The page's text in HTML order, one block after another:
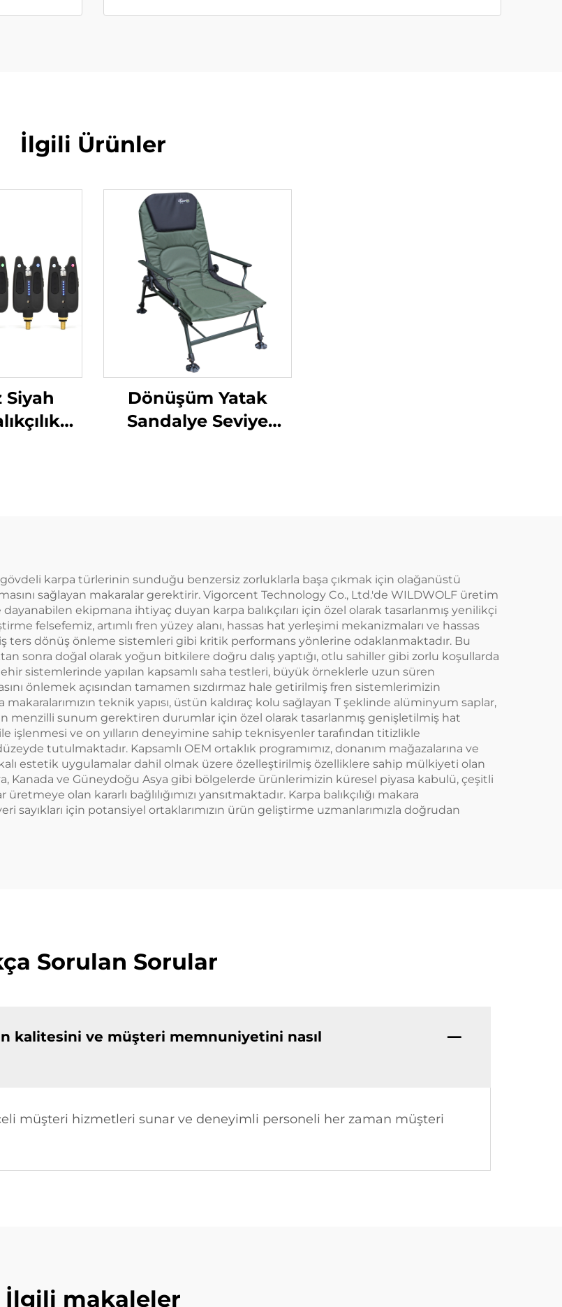
İlgili Ürünler
Siyah
Dönüşüm Yatak
Sandalye Seviye
gövdeli karpa türlerinin sunduğu benzersiz zorluklarla başa çıkmak için olağanüstü
sağlayan makaralar gerektirir. Vigorcent Technology Co., Ltd.'de WILDWOLF üretim
ekipmana ihtiyaç duyan karpa balıkçıları için özel olarak tasarlanmış yenilikçi
felsefemiz, artımlı fren yüzey alanı, hassas hat yerleşimi mekanizmaları ve hassas
ters dönüş önleme sistemleri gibi kritik performans yönlerine odaklanmaktadır. Bu
sonra doğal olarak yoğun bitkilere doğru dalış yaptığı, otlu sahiller gibi zorlu koşullarda
sistemlerinde yapılan kapsamlı saha testleri, büyük örneklerle uzun süren
önlemek açısından tamamen sızdırmaz hale getirilmiş fren sistemlerimizin
teknik yapısı, üstün kaldıraç kolu sağlayan T şeklinde alüminyum saplar,
menzilli sunum gerektiren durumlar için özel olarak tasarlanmış genişletilmiş hat
ve on yılların deneyimine sahip teknisyenler tarafından titizlikle
tutulmaktadır. Kapsamlı OEM ortaklık programımız, donanım mağazalarına ve
estetik uygulamalar dahil olmak üzere özelleştirilmiş özelliklere sahip mülkiyeti olan
Kanada ve Güneydoğu Asya gibi bölgelerde ürünlerimizin küresel piyasa kabulü, çeşitli
olan kararlı bağlılığımızı yansıtmaktadır. Karpa balıkçılığı makara
sayıkları için potansiyel ortaklarımızın ürün geliştirme uzmanlarımızla doğrudan
Sorulan Sorular
kalitesini ve müşteri memnuniyetini nasıl
müşteri hizmetleri sunar ve deneyimli personeli her zaman müşteri
İlgili makaleler